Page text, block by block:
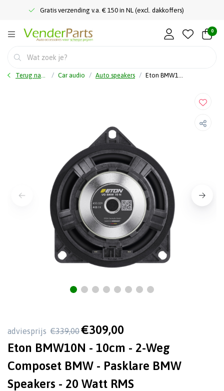
Gratis verzending v.a. € 150 in NL (excl. dakkoffers)
0
Terug naar home Car audio Auto speakers Eton BMW10N - 10cm - 2-Weg Composet BMW - Pasklare BMW Speakers - 20 Watt RMS
adviesprijs €339,00 €309,00
Eton BMW10N - 10cm - 2-Weg
Composet BMW - Pasklare BMW
Speakers - 20 Watt RMS